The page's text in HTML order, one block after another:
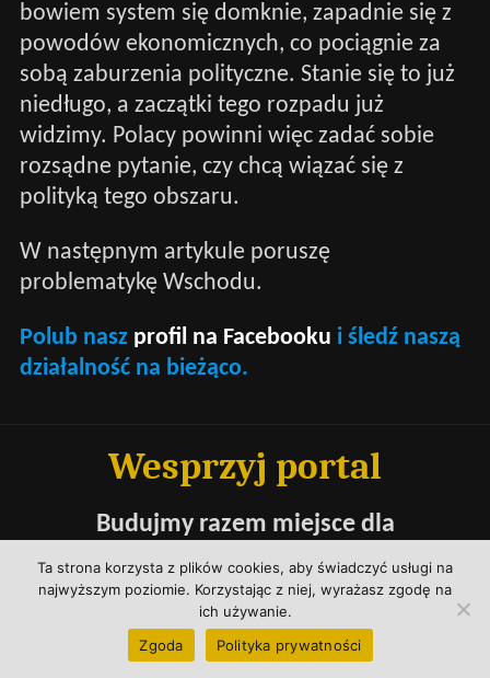
bowiem system się domknie, zapadnie się z
powodów ekonomicznych, co pociągnie za
sobą zaburzenia polityczne. Stanie się to już
niedługo, a zaczątki tego rozpadu już
widzimy. Polacy powinni więc zadać sobie
rozsądne pytanie, czy chcą wiązać się z
polityką tego obszaru.
W następnym artykule poruszę
problematykę Wschodu.
Polub nasz profil na Facebooku i śledź naszą
działalność na bieżąco.
Wesprzyj portal
Budujmy razem miejsce dla
poważnej debaty o społeczeństwie
i państwie polskim
WESPRZYJ
Ta strona korzysta z plików cookies, aby świadczyć usługi na
najwyższym poziomie. Korzystając z niej, wyrażasz zgodę na
ich używanie.
Zgoda
Polityka prywatności